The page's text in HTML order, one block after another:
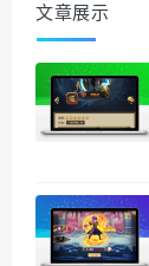
文章展示